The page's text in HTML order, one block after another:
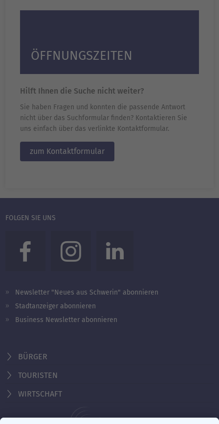
ÖFFNUNGSZEITEN
Hilft Ihnen die Suche nicht weiter?
Sie haben Fragen und konnten die passende Antwort
nicht über das Suchformular finden? Kontaktieren Sie
uns einfach über das verlinkte Kontaktformular.
zum Kontaktformular
FOLGEN SIE UNS
Newsletter "Neues aus Schwerin" abonnieren
Stadtanzeiger abonnieren
Business Newsletter abonnieren
BÜRGER
TOURISTEN
WIRTSCHAFT